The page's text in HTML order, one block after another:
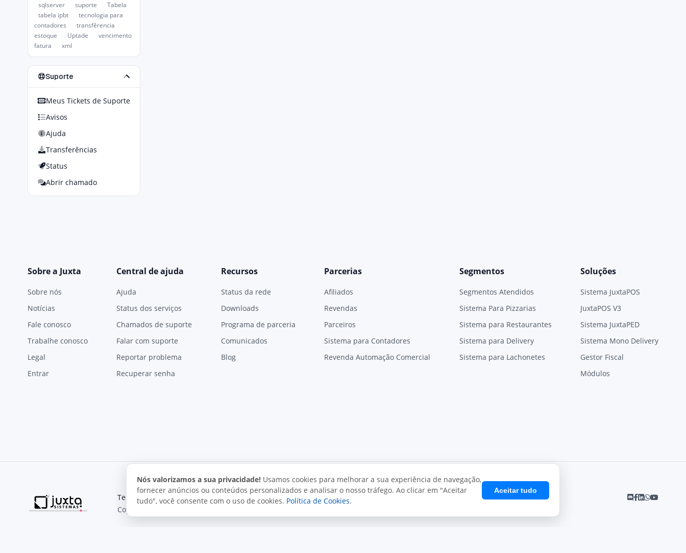
sqlserver
suporte
Tabela
tabela ipbt
tecnologia para
contadores
transfêrencia
estoque
Uptade
vencimento
fatura
xml
Suporte
Meus Tickets de Suporte
Avisos
Ajuda
Transferências
Status
Abrir chamado
Sobre a Juxta
Sobre nós
Notícias
Fale conosco
Trabalhe conosco
Legal
Entrar
Central de ajuda
Ajuda
Status dos serviços
Chamados de suporte
Falar com suporte
Reportar problema
Recuperar senha
Recursos
Status da rede
Downloads
Programa de parceria
Comunicados
Blog
Parcerias
Afiliados
Revendas
Parceiros
Sistema para Contadores
Revenda Automação Comercial
Segmentos
Segmentos Atendidos
Sistema Para Pizzarias
Sistema para Restaurantes
Sistema para Delivery
Sistema para Lachonetes
Soluções
Sistema JuxtaPOS
JuxtaPOS V3
Sistema JuxtaPED
Sistema Mono Delivery
Gestor Fiscal
Módulos
Nós valorizamos a sua privacidade! Usamos cookies para melhorar a sua experiência de navegação,
fornecer anúncios ou conteúdos personalizados e analisar o nosso tráfego. Ao clicar em "Aceitar
tudo", você consente com o uso de cookies. Política de Cookies.
Aceitar tudo
Termos de uso Política de privacidade Uso aceitável
Direitos autorais
Copyright © 2026, Juxta Sistemas. Todos os direitos reservados.